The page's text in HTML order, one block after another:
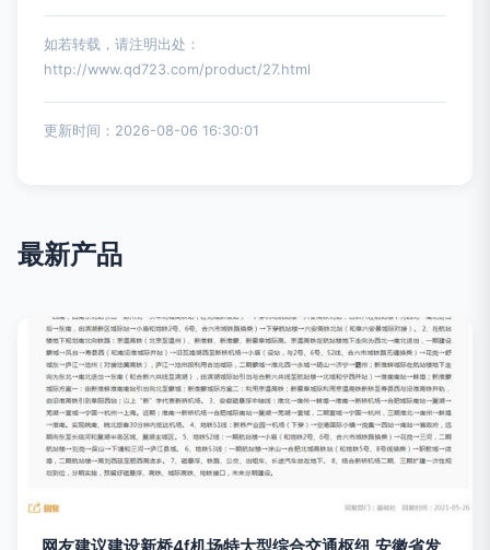
如若转载，请注明出处：
http://www.qd723.com/product/27.html
更新时间：2026-08-06 16:30:01
最新产品